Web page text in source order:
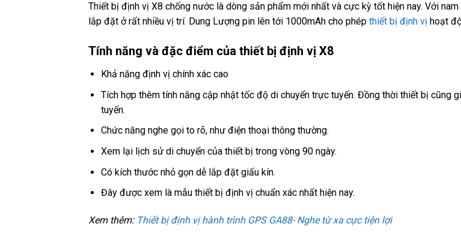
Thiết bị định vị X8 chống nước là dòng sản phẩm mới nhất và cực kỳ tốt hiện nay. Với
lắp đặt ở rất nhiều vị trí. Dung Lượng pin lên tới 1000mAh cho phép thiết bị định vị hoạt
Tính năng và đặc điểm của thiết bị định vị X8
Khả năng định vị chính xác cao
Tích hợp thêm tính năng cập nhật tốc độ di chuyển trực tuyến. Đồng thời thiết bị cũng
tuyến.
Chức năng nghe gọi to rõ, như điện thoại thông thường.
Xem lại lịch sử di chuyển của thiết bị trong vòng 90 ngày.
Có kích thước nhỏ gọn dễ lắp đặt giấu kín.
Đây được xem là mẫu thiết bị định vị chuẩn xác nhất hiện nay.
Xem thêm: Thiết bị định vị hành trình GPS GA88- Nghe từ xa cực tiện lợi